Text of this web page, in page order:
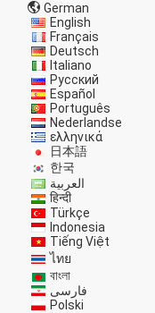
German
English
Français
Deutsch
Italiano
Русский
Español
Português
Nederlandse
ελληνικά
日本語
한국
العربية
हिन्दी
Türkçe
Indonesia
Tiếng Việt
ไทย
বাংলা
فارسی
Polski